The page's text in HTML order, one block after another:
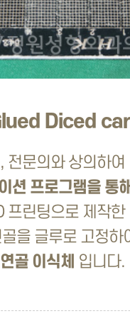
Diced
전문의와 상의하여
션 프로그램을 통
프린팅으로 제작
을 글루로 고정하
골 이식체 입니다.